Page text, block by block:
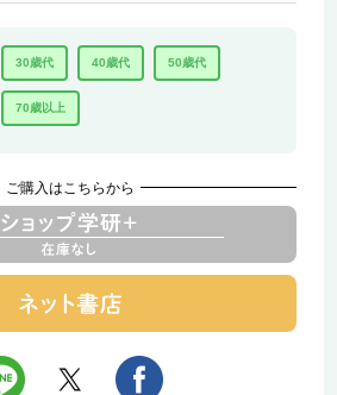
30歳代 40歳代 50歳代
70歳以上
ご購入はこちらから